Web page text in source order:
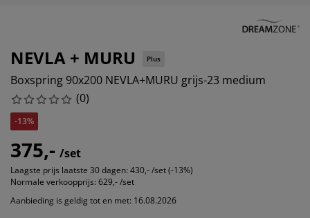
NEVLA + MURU Plus
Boxspring 90x200 NEVLA+MURU grijs-23 medium
(0)
-13%
375,- /set
Laagste prijs laatste 30 dagen: 430,- /set (-13%)
Normale verkoopprijs: 629,- /set
Aanbieding is geldig tot en met: 16.08.2026